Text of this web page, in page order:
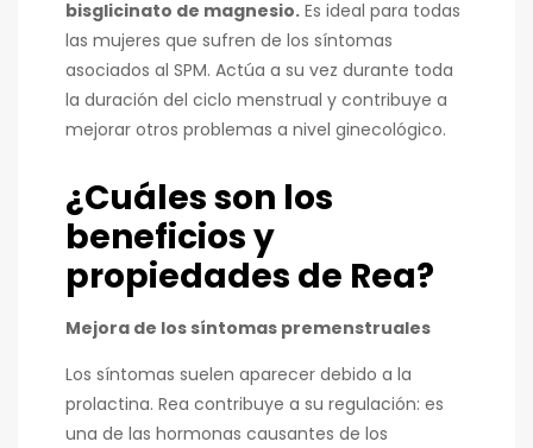
bisglicinato de magnesio. Es ideal para todas
las mujeres que sufren de los síntomas
asociados al SPM. Actúa a su vez durante toda
la duración del ciclo menstrual y contribuye a
mejorar otros problemas a nivel ginecológico.
¿Cuáles son los
beneficios y
propiedades de Rea?
Mejora de los síntomas premenstruales
Los síntomas suelen aparecer debido a la
prolactina. Rea contribuye a su regulación: es
una de las hormonas causantes de los